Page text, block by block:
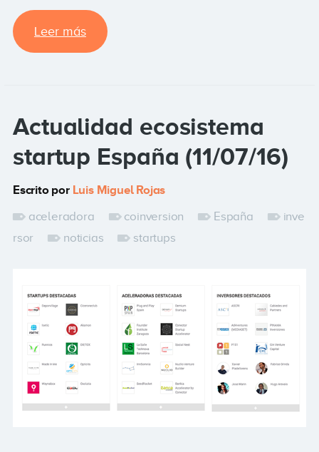
Leer más
Actualidad ecosistema
startup España (11/07/16)
Escrito por Luis Miguel Rojas
aceleradora
coinversion España
inve
rsor
noticias startups